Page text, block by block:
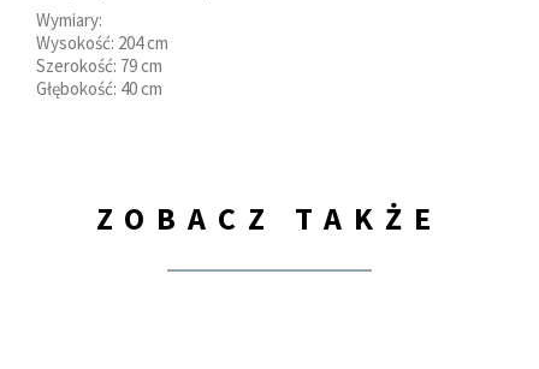
Wymiary:
Wysokość: 204 cm
Szerokość: 79 cm
Głębokość: 40 cm
ZOBACZ TAKŻE